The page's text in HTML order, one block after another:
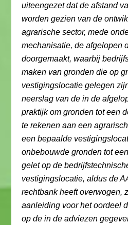
uiteengezet dat de afstand
worden gezien van de
agrarische sector, mede
mechanisatie, de afgelopen
doorgemaakt, waarbij
maken van gronden die op
vestigingslocatie gelegen
neerslag van de in de
praktijk om gronden tot een
te rekenen aan een
een bepaalde
onbebouwde gronden tot
gelet op de
vestigingslocatie, aldus de
rechtbank heeft overwogen,
aanleiding voor het oordeel
op de in de adviezen